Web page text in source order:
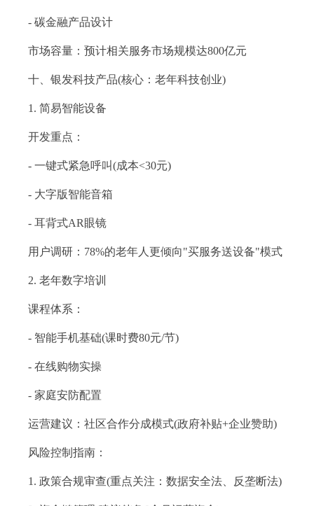
- 碳金融产品设计
市场容量：预计相关服务市场规模达800亿元
十、银发科技产品(核心：老年科技创业)
1. 简易智能设备
开发重点：
- 一键式紧急呼叫(成本<30元)
- 大字版智能音箱
- 耳背式AR眼镜
用户调研：78%的老年人更倾向"买服务送设备"模式
2. 老年数字培训
课程体系：
- 智能手机基础(课时费80元/节)
- 在线购物实操
- 家庭安防配置
运营建议：社区合作分成模式(政府补贴+企业赞助)
风险控制指南：
1. 政策合规审查(重点关注：数据安全法、反垄断法)